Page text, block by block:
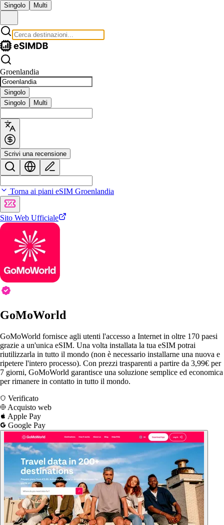
Singolo Multi
Groenlandia
Singolo
Singolo
Multi
Scrivi una recensione
Torna ai piani eSIM Groenlandia
Sito Web Ufficiale
GoMoWorld
GoMoWorld fornisce agli utenti l'accesso a Internet in oltre 170 paesi
grazie a un'unica eSIM. Una volta installata la tua eSIM potrai
riutilizzarla in tutto il mondo (non è necessario installarne una nuova e
ripetere l'intero processo). Con prezzi trasparenti a partire da 3,99€ per
7 giorni, GoMoWorld garantisce una soluzione semplice ed economica
per rimanere in contatto in tutto il mondo.
Verificato
Acquisto web
Apple Pay
Google Pay